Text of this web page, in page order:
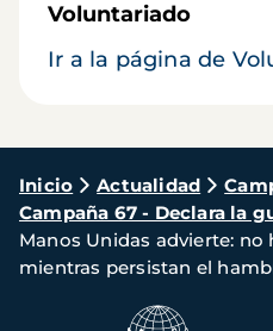
Voluntariado
Ir a la página de
Ruta
de
navegación
Inicio Actualidad
Campaña 67 - Declara la
Manos Unidas advierte: no
mientras persistan el